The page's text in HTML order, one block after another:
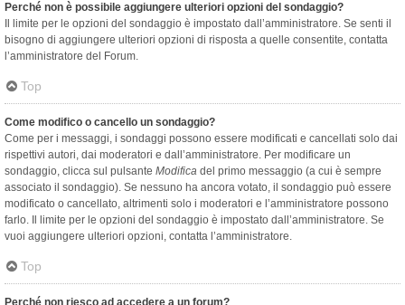
Perché non è possibile aggiungere ulteriori opzioni del sondaggio?
Il limite per le opzioni del sondaggio è impostato dall’amministratore. Se senti il
bisogno di aggiungere ulteriori opzioni di risposta a quelle consentite, contatta
l’amministratore del Forum.
Top
Come modifico o cancello un sondaggio?
Come per i messaggi, i sondaggi possono essere modificati e cancellati solo dai
rispettivi autori, dai moderatori e dall’amministratore. Per modificare un
sondaggio, clicca sul pulsante Modifica del primo messaggio (a cui è sempre
associato il sondaggio). Se nessuno ha ancora votato, il sondaggio può essere
modificato o cancellato, altrimenti solo i moderatori e l’amministratore possono
farlo. Il limite per le opzioni del sondaggio è impostato dall’amministratore. Se
vuoi aggiungere ulteriori opzioni, contatta l’amministratore.
Top
Perché non riesco ad accedere a un forum?